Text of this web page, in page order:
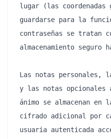
lugar (las coordenadas
guardarse para la
contraseñas se tratan
almacenamiento seguro
Las notas personales,
y las notas opcionales
ánimo se almacenan en
cifrado adicional por
usuaria autenticada